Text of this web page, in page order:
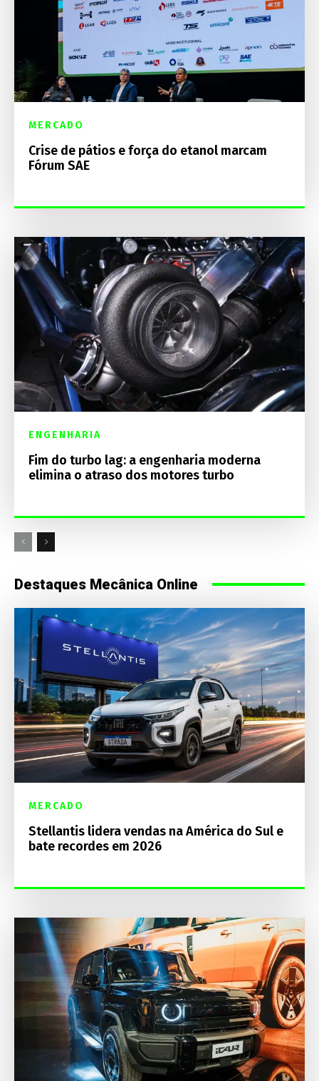
MERCADO
Crise de pátios e força do etanol marcam
Fórum SAE
ENGENHARIA
Fim do turbo lag: a engenharia moderna
elimina o atraso dos motores turbo
Destaques Mecânica Online
MERCADO
Stellantis lidera vendas na América do Sul e
bate recordes em 2026